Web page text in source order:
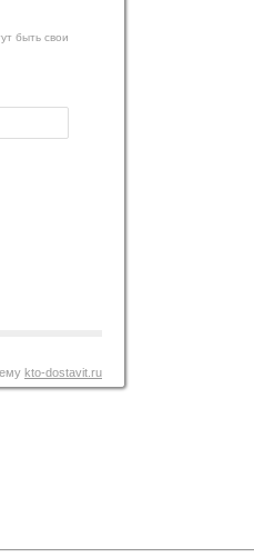
быть свои
kto-dostavit.ru